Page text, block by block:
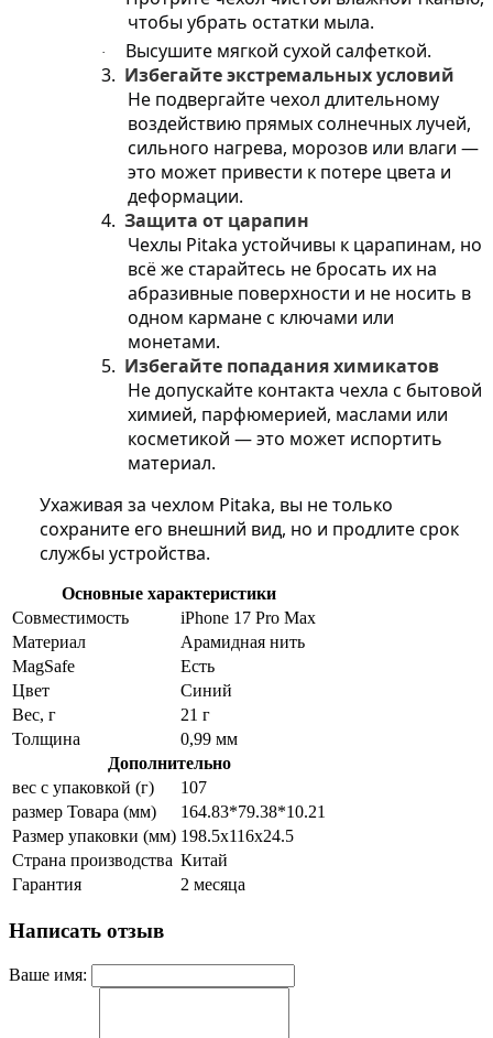
чтобы убрать остатки мыла.
·
Высушите мягкой сухой салфеткой.
3. Избегайте экстремальных условий
Не подвергайте чехол длительному
воздействию прямых солнечных лучей,
сильного нагрева, морозов или влаги —
это может привести к потере цвета и
деформации.
4. Защита от царапин
Чехлы Pitaka устойчивы к царапинам, но
всё же старайтесь не бросать их на
абразивные поверхности и не носить в
одном кармане с ключами или
монетами.
5. Избегайте попадания химикатов
Не допускайте контакта чехла с бытовой
химией, парфюмерией, маслами или
косметикой — это может испортить
материал.
Ухаживая за чехлом Pitaka, вы не только
сохраните его внешний вид, но и продлите срок
службы устройства.
Основные характеристики
Совместимость
iPhone 17 Pro Max
Материал
Арамидная нить
MagSafe
Есть
Цвет
Синий
Вес, г
21 г
Толщина
0,99 мм
Дополнительно
вес с упаковкой (г)
107
размер Товара (мм)
164.83*79.38*10.21
Размер упаковки (мм) 198.5x116x24.5
Страна производства Китай
Гарантия
2 месяца
Написать отзыв
Ваше имя: